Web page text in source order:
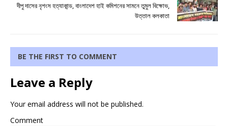
দীপু দাসের নৃশংস হত্যাকান্ড, বাংলাদেশ হাই কমিশনের সামনে তুমুল বিক্ষোভ,
উত্তাল কলকাতা
BE THE FIRST TO COMMENT
Leave a Reply
Your email address will not be published.
Comment